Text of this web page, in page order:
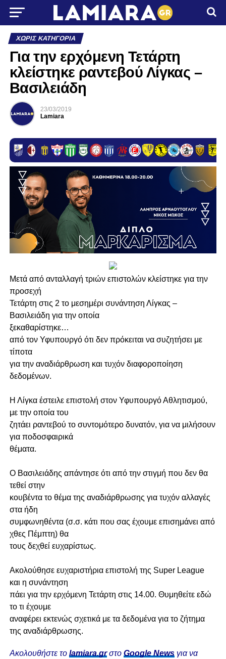
ΧΩΡΊΣ ΚΑΤΗΓΟΡΊΑ
Για την ερχόμενη Τετάρτη
κλείστηκε ραντεβού Λίγκας –
Βασιλειάδη
23/03/2019
Lamiara
Μετά από ανταλλαγή τριών επιστολών κλείστηκε για την
προσεχή
Τετάρτη στις 2 το μεσημέρι συνάντηση Λίγκας –
Βασιλειάδη για την οποία
ξεκαθαρίστηκε…
από τον Υφυπουργό ότι δεν πρόκειται να συζητήσει με
τίποτα
για την αναδιάρθρωση και τυχόν διαφοροποίηση
δεδομένων.
Η Λίγκα έστειλε επιστολή στον Υφυπουργό Αθλητισμού,
με την οποία του
ζητάει ραντεβού το συντομότερο δυνατόν, για να μιλήσουν
για ποδοσφαιρικά
θέματα.
Ο Βασιλειάδης απάντησε ότι από την στιγμή που δεν θα
τεθεί στην
κουβέντα το θέμα της αναδιάρθρωσης για τυχόν αλλαγές
στα ήδη
συμφωνηθέντα (σ.σ. κάτι που σας έχουμε επισημάνει από
χθες Πέμπτη) θα
τους δεχθεί ευχαρίστως.
Ακολούθησε ευχαριστήρια επιστολή της Super League
και η συνάντηση
πάει για την ερχόμενη Τετάρτη στις 14.00. Θυμηθείτε εδώ
το τι έχουμε
αναφέρει εκτενώς σχετικά με τα δεδομένα για το ζήτημα
της αναδιάρθρωσης.
Ακολουθήστε το lamiara.grστο Google Newsγια να